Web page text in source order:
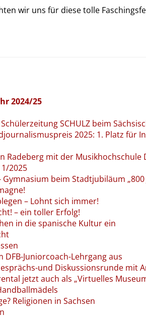
wir uns für diese tolle
2024/25
SCHULZ beim
2025: 1. Platz für
Radeberg mit der Musikhochschule
1/2025
Gymnasium beim Stadtjubiläum „800
– Lohnt sich immer!
– ein toller Erfolg!
in die spanische Kultur ein
DFB-Juniorcoach-Lehrgang aus
und Diskussionsrunde mit
jetzt auch als „Virtuelles
Religionen in Sachsen